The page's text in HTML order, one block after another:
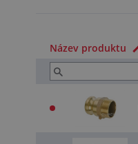
Název produktu